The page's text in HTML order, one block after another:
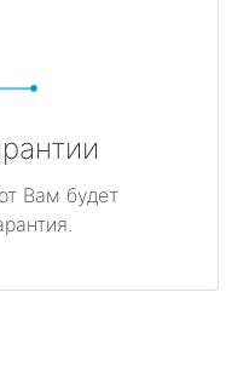
Вам будет